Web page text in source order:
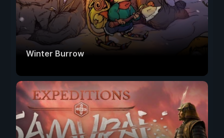
Winter Burrow